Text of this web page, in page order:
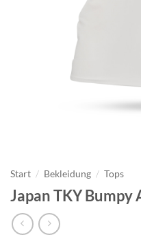
Start / Bekleidung / Tops
Japan TKY